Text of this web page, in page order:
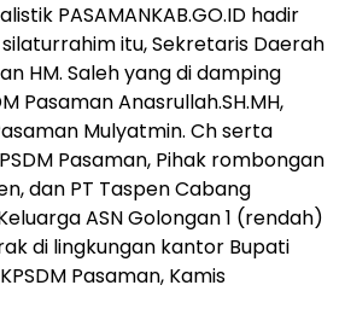
PASAMANKAB.GO.ID hadir
itu, Sekretaris Daerah
HM. Saleh yang di damping
Pasaman Anasrullah.SH.MH,
Mulyatmin. Ch serta
Pasaman, Pihak rombongan
dan PT Taspen Cabang
ASN Golongan 1 (rendah)
di lingkungan kantor Bupati
Pasaman, Kamis